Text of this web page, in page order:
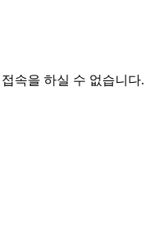
속을 하실 수 없습니다.